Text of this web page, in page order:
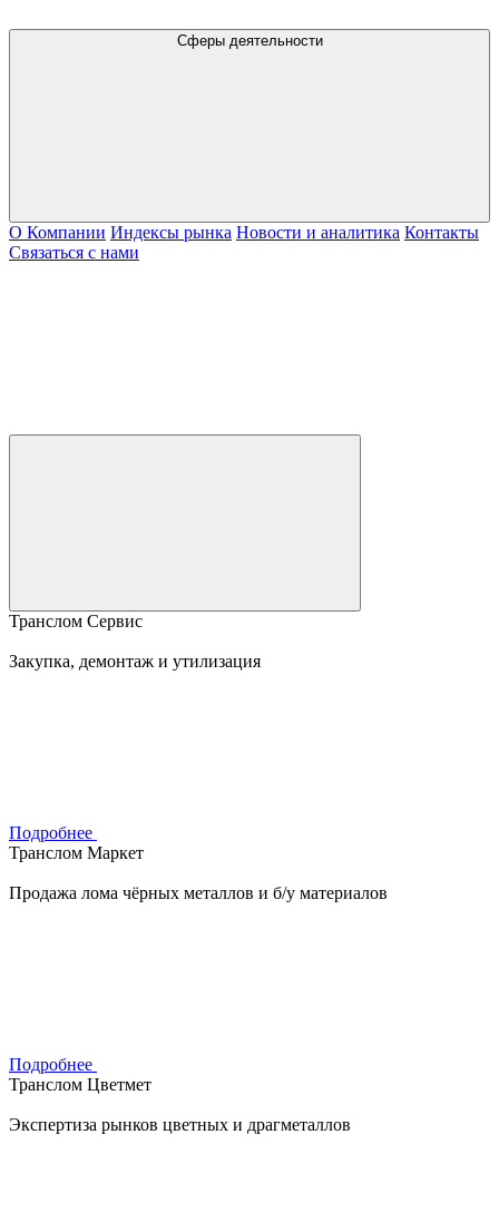
Сферы деятельности
О Компании Индексы рынка Новости и аналитика Контакты
Связаться с нами
Транслом Сервис
Закупка, демонтаж и утилизация
Подробнее
Транслом Маркет
Продажа лома чёрных металлов и б/у материалов
Подробнее
Транслом Цветмет
Экспертиза рынков цветных и драгметаллов